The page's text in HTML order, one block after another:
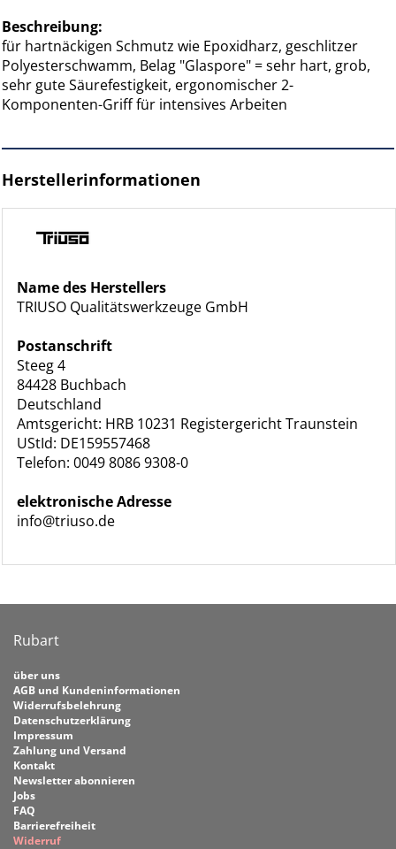
Beschreibung:
für hartnäckigen Schmutz wie Epoxidharz, geschlitzer
Polyesterschwamm, Belag "Glaspore" = sehr hart, grob,
sehr gute Säurefestigkeit, ergonomischer 2-
Komponenten-Griff für intensives Arbeiten
Herstellerinformationen
Name des Herstellers
TRIUSO Qualitätswerkzeuge GmbH
Postanschrift
Steeg 4
84428 Buchbach
Deutschland
Amtsgericht: HRB 10231 Registergericht Traunstein
UStId: DE159557468
Telefon: 0049 8086 9308-0
elektronische Adresse
info@triuso.de
Rubart
über uns
AGB und Kundeninformationen
Widerrufsbelehrung
Datenschutzerklärung
Impressum
Zahlung und Versand
Kontakt
Newsletter abonnieren
Jobs
FAQ
Barrierefreiheit
Widerruf